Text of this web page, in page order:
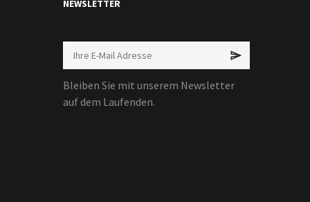
NEWSLETTER
Bleiben Sie mit unserem Newsletter
auf dem Laufenden.